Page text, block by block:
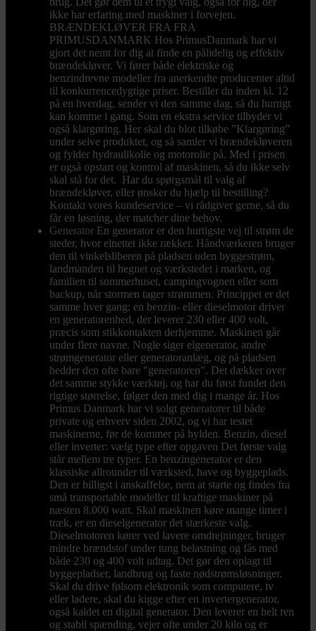
ikke har erfaring med maskiner i forvejen.
BRÆNDEKLØVER FRA FRA
PRIMUSDANMARK Hos PrimusDanmark har vi
gjort det nemt for dig at finde en pålidelig og effektiv
brændekløver. Vi fører både elektriske og
benzindrevne modeller fra anerkendte producenter altid
til konkurrencedygtige priser. Bestiller du inden kl. 12
på en hverdag, sender vi den samme dag, så du hurtigt
kan komme i gang. Som en ekstra service tilbyder vi
også klargøring. Her skal du blot tilkøbe ”Klargøring”
under selve produktet, og så samler vi brændekløveren
og fylder hydraulikolie og motorolie på. Med i prisen
er også opstart og kontrol af maskinen, så du ikke selv
skal stå for det. Har du spørgsmål til valg af
brændekløver, eller ønsker du hjælp til bestilling?
Kontakt vores kundeservice – vi rådgiver gerne, så du
får en løsning, der matcher dine behov.
Generator En generator er den hurtigste vej til strøm de
steder, hvor elnettet ikke rækker. Håndværkeren bruger
den til vinkelsliberen på pladsen uden byggestrøm,
landmanden til hegnet og værkstedet i marken, og
familien til sommerhuset, campingvognen eller som
backup, når stormen tager strømmen. Princippet er det
samme hver gang: en benzin- eller dieselmotor driver
en generatorenhed, der leverer 230 eller 400 volt,
præcis som stikkontakten derhjemme. Maskinen går
under flere navne. Nogle siger elgenerator, andre
strømgenerator eller generatoranlæg, og på pladsen
hedder den ofte bare "generatoren". Det dækker over
det samme stykke værktøj, og har du først fundet den
rigtige størrelse, følger den med dig i mange år. Hos
Primus Danmark har vi solgt generatorer til både
private og erhverv siden 2002, og vi har testet
maskinerne, før de kommer på hylden. Benzin, diesel
eller inverter: vælg type efter opgaven Det første valg
står mellem tre typer. En benzingenerator er den
klassiske allrounder til værksted, have og byggeplads.
Den er billigst i anskaffelse, nem at starte og findes fra
små transportable modeller til kraftige maskiner på
næsten 8.000 watt. Skal maskinen køre mange timer i
træk, er en dieselgenerator det stærkeste valg.
Dieselmotoren kører ved lavere omdrejninger, bruger
mindre brændstof under tung belastning og fås med
både 230 og 400 volt udtag. Det gør den oplagt til
byggepladser, landbrug og faste nødstrømsløsninger.
Skal du drive følsom elektronik som computere, tv
eller ladere, skal du kigge efter en invertergenerator,
også kaldet en digital generator. Den leverer en helt ren
og stabil spænding, vejer ofte under 20 kilo og er